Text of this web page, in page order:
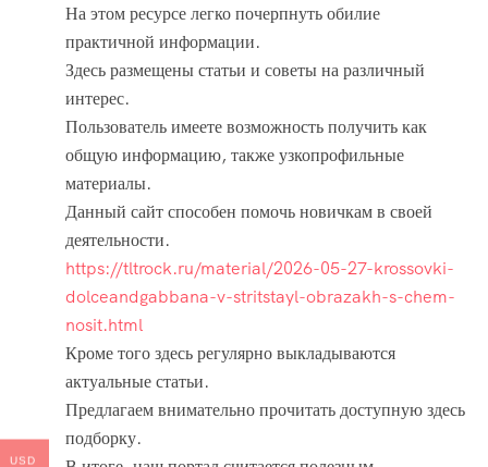
На этом ресурсе легко почерпнуть обилие
практичной информации.
Здесь размещены статьи и советы на различный
интерес.
Пользователь имеете возможность получить как
общую информацию, также узкопрофильные
материалы.
Данный сайт способен помочь новичкам в своей
деятельности.
https://tltrock.ru/material/2026-05-27-krossovki-
dolceandgabbana-v-stritstayl-obrazakh-s-chem-
nosit.html
Кроме того здесь регулярно выкладываются
актуальные статьи.
Предлагаем внимательно прочитать доступную здесь
подборку.
USD